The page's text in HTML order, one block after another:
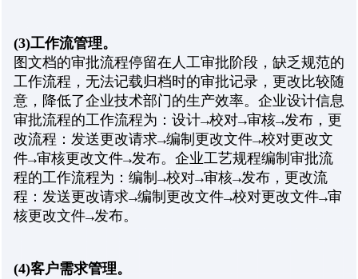
(3)工作流管理。
图文档的审批流程停留在人工审批阶段，缺乏规范的
工作流程，无法记载归档时的审批记录，更改比较随
意，降低了企业技术部门的生产效率。企业设计信息
审批流程的工作流程为：设计→校对→审核→发布，更
改流程：发送更改请求→编制更改文件→校对更改文
件→审核更改文件→发布。企业工艺规程编制审批流
程的工作流程为：编制→校对→审核→发布，更改流
程：发送更改请求→编制更改文件→校对更改文件→审
核更改文件→发布。
(4)客户需求管理。